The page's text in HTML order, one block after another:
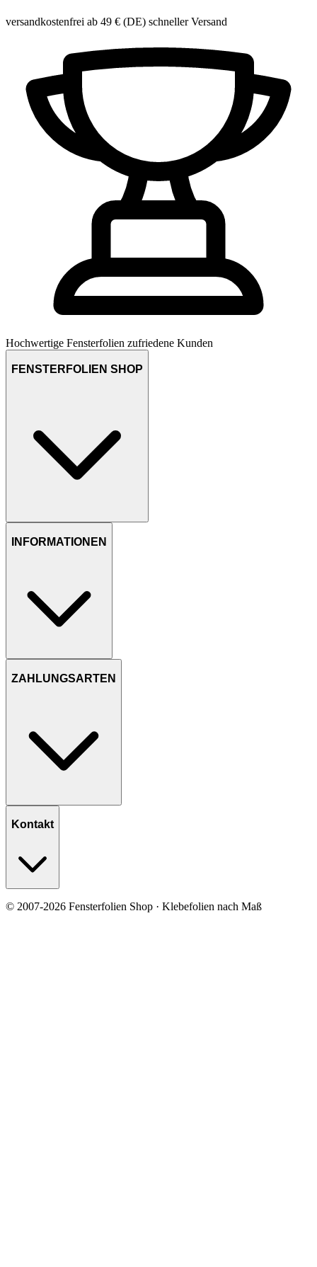
versandkostenfrei ab 49 € (DE) schneller Versand
Hochwertige Fensterfolien zufriedene Kunden
FENSTERFOLIEN SHOP
INFORMATIONEN
ZAHLUNGSARTEN
Kontakt
© 2007-2026 Fensterfolien Shop · Klebefolien nach Maß